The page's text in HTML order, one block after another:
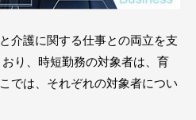
介護に関する仕事との両立を支
り、時短勤務の対象者は、育
では、それぞれの対象者につい